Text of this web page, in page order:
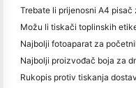
Najbolji fotoaparat za